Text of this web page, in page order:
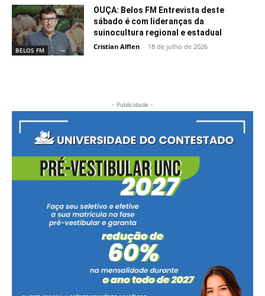
BELOS FM
OUÇA: Belos FM Entrevista deste
sábado é com lideranças da
suinocultura regional e estadual
Cristian Alflen - 18 de julho de 2026
- Publicidade -